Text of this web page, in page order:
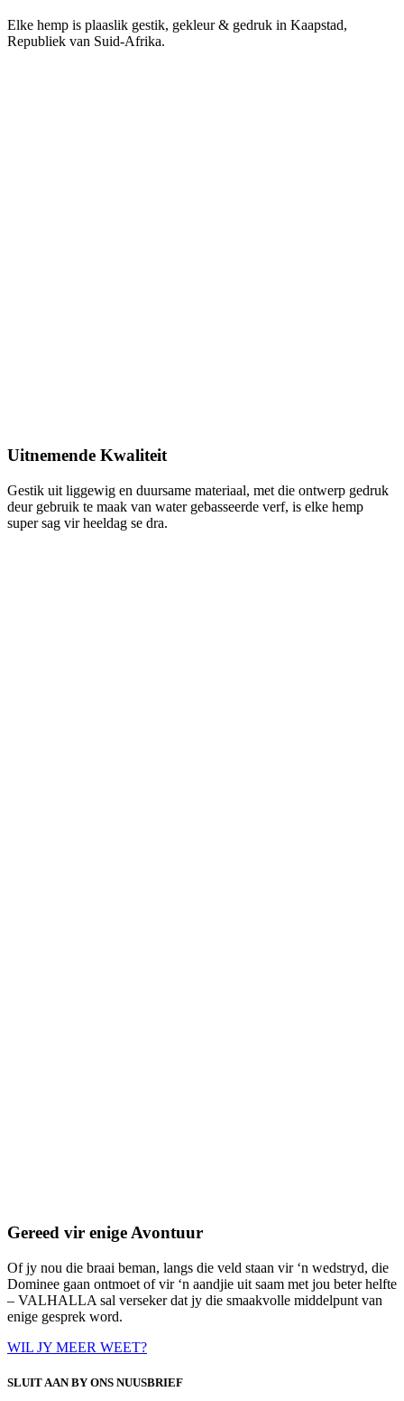
Elke hemp is plaaslik gestik, gekleur & gedruk in Kaapstad,
Republiek van Suid-Afrika.
Uitnemende Kwaliteit
Gestik uit liggewig en duursame materiaal, met die ontwerp gedruk
deur gebruik te maak van water gebasseerde verf, is elke hemp
super sag vir heeldag se dra.
Gereed vir enige Avontuur
Of jy nou die braai beman, langs die veld staan vir ‘n wedstryd, die
Dominee gaan ontmoet of vir ‘n aandjie uit saam met jou beter helfte
– VALHALLA sal verseker dat jy die smaakvolle middelpunt van
enige gesprek word.
WIL JY MEER WEET?
SLUIT AAN BY ONS NUUSBRIEF